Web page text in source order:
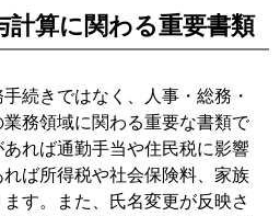
計算に関わる重要書類
続きではなく、人事・総務・
務領域に関わる重要な書類で
れば通勤手当や住民税に影響
ば所得税や社会保険料、家族
す。また、氏名変更が反映さ